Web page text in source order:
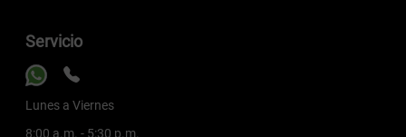
Servicio
Lunes a Viernes
8:00 a.m. - 5:30 p.m.